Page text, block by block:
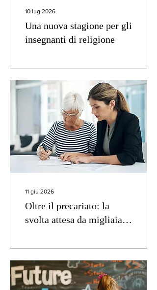
10 lug 2026
Una nuova stagione per gli
insegnanti di religione
11 giu 2026
Oltre il precariato: la
svolta attesa da migliaia